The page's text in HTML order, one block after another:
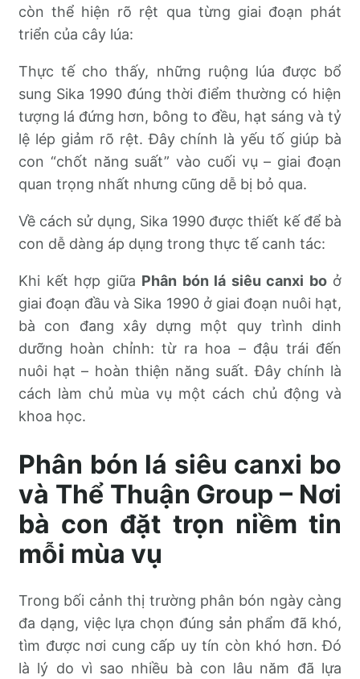
còn thể hiện rõ rệt qua từng giai đoạn phát
triển của cây lúa:
Thực tế cho thấy, những ruộng lúa được bổ
sung Sika 1990 đúng thời điểm thường có hiện
tượng lá đứng hơn, bông to đều, hạt sáng và tỷ
lệ lép giảm rõ rệt. Đây chính là yếu tố giúp bà
con “chốt năng suất” vào cuối vụ – giai đoạn
quan trọng nhất nhưng cũng dễ bị bỏ qua.
Về cách sử dụng, Sika 1990 được thiết kế để bà
con dễ dàng áp dụng trong thực tế canh tác:
Khi kết hợp giữa Phân bón lá siêu canxi boở
giai đoạn đầu và Sika 1990 ở giai đoạn nuôi hạt,
bà con đang xây dựng một quy trình dinh
dưỡng hoàn chỉnh: từ ra hoa – đậu trái đến
nuôi hạt – hoàn thiện năng suất. Đây chính là
cách làm chủ mùa vụ một cách chủ động và
khoa học.
Phân bón lá siêu canxi bo
và Thể Thuận Group – Nơi
bà con đặt trọn niềm tin
mỗi mùa vụ
Trong bối cảnh thị trường phân bón ngày càng
đa dạng, việc lựa chọn đúng sản phẩm đã khó,
tìm được nơi cung cấp uy tín còn khó hơn. Đó
là lý do vì sao nhiều bà con lâu năm đã lựa